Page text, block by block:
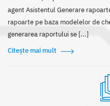
agent Asistentul Generare
rapoarte pe baza modelelor de
generarea raportului se [...]
Citește mai mult